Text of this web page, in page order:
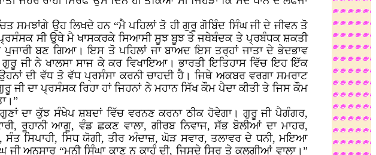
ਉਹ ਲਿਖਦੇ ਹਨ “ਮੈ ਪਹਿਲਾਂ ਤੋ ਹੀ ਗੁਰੂ ਗੋਬਿੰਦ ਸਿੰਘ ਜੀ ਦੇ ਜੀਵਨ ਤੋ
ਪ੍ਰਸੰਸਕ ਸੀ ਉਥੇ ਮੈ ਖਾਸਕਰਕੇ ਸਿਆਸੀ ਸੂਝ ਬੂਝ ਤੇ ਜਥੇਬੰਦਕ ਤੇ ਪ੍ਰਬੰਧਕ ਸ਼ਕਤੀ
ਬਣ ਗਿਆ। ਇਸ ਤੋ ਪਹਿਲਾਂ ਜਾ ਬਾਅਦ ਇਸ ਤਰ੍ਹਾਂ ਜਾਤਾ ਦੇ ਭੇਦਭਾਵ
ਜੀ ਨੇ ਖਾਲਸਾ ਸਾਜ ਕੇ ਕਰ ਵਿਖਾਇਆ। ਭਾਰਤੀ ਇਤਿਹਾਸ ਵਿੱਚ ਇਹ ਇੱਕ
ਦੀ ਵੱਧ ਤੋ ਵੱਧ ਪ੍ਰਸੰਸਾ ਕਰਨੀ ਚਾਹਦੀ ਹੈ। ਜਿਥੇ ਅਕਬਰ ਵਰਗਾ ਸਮਰਾਟ
ਦਾ ਪ੍ਰਸੰਸਕ ਰਿਹਾ ਹਾਂ ਜਿਹਨਾਂ ਨੇ ਮਹਾਨ ਸਿੱਖ ਕੌਮ ਪੈਦਾ ਕੀਤੀ ਤੇ ਜਿਸ ਕੌਮ
ਦਾ ਕੁੱਝ ਸੰਖੇਪ ਸ਼ਬਦਾਂ ਵਿੱਚ ਵਰਨਣ ਕਰਨਾ ਠੀਕ ਹੋਵੇਗਾ। ਗੁਰੂ ਜੀ ਪੈਗੰਗਰ,
ਰੂਹਾਨੀ ਆਗੂ, ਵੰਡ ਛਕਣ ਵਾਲਾ, ਗੀਰਬ ਨਿਵਾਜ, ਸੱਭ ਬੋਲੀਆਂ ਦਾ ਮਾਹਰ,
ਸੰਤ ਸਿਪਾਹੀ, ਸਿਧ ਯੋਗੀ, ਤੀਰ ਅੰਦਾਜ਼, ਘੋੜ ਸਵਾਰ, ਤਲਾਵਰ ਦੇ ਧਨੀ, ਮਇਆ
ਅਨੁਸਾਰ “ਮਨੀ ਸਿੰਘਾ ਕਾਣ ਨ ਕਾਹੂੰ ਦੀ, ਜਿਸਦੇ ਸਿਰ ਤੇ ਕਲਗੀਆਂ ਵਾਲਾ।”